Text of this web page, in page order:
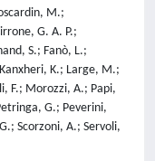
M.;
G. A. P.;
S.; Fanò, L.;
K.; Large, M.;
F.; Morozzi, A.; Papi,
G.; Peverini,
Scorzoni, A.; Servoli,